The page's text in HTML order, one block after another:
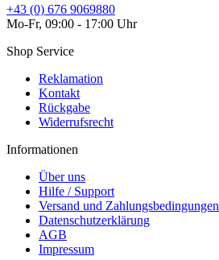
+43 (0) 676 9069880
Mo-Fr, 09:00 - 17:00 Uhr
Shop Service
Reklamation
Kontakt
Rückgabe
Widerrufsrecht
Informationen
Über uns
Hilfe / Support
Versand und Zahlungsbedingungen
Datenschutzerklärung
AGB
Impressum